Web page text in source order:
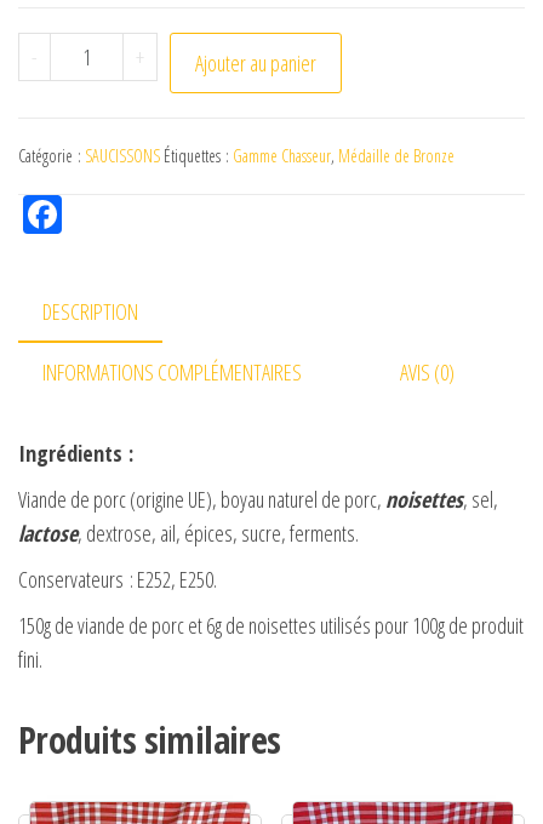
- quantité de Saucisson aux noisettes
+ Ajouter au panier
Catégorie : SAUCISSONS Étiquettes : Gamme Chasseur, Médaille de Bronze
oo
k
DESCRIPTION
INFORMATIONS COMPLÉMENTAIRES AVIS (0)
Ingrédients :
Viande de porc (origine UE), boyau naturel de porc, noisettes, sel,
lactose, dextrose, ail, épices, sucre, ferments.
Conservateurs : E252, E250.
150g de viande de porc et 6g de noisettes utilisés pour 100g de produit
fini.
Produits similaires